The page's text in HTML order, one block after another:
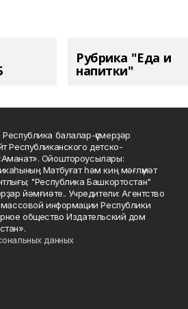
Рубрика "Еда и
напитки"
балалар-үҫмерҙәр
Республиканского детско-
Ойоштороусылары:
Матбуғат һәм киң мәғлүмәт
"Республика Башкортостан"
йәмғиәте.. Учредители: Агентство
информации Республики
общество Издательский дом
данных